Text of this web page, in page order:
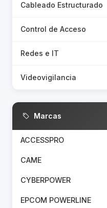
Cableado Estructurado
Control de Acceso
Redes e IT
Videovigilancia
Marcas
ACCESSPRO
CAME
CYBERPOWER
EPCOM POWERLINE